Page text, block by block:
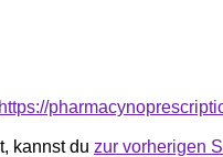
https://
kannst du zur vorherigen